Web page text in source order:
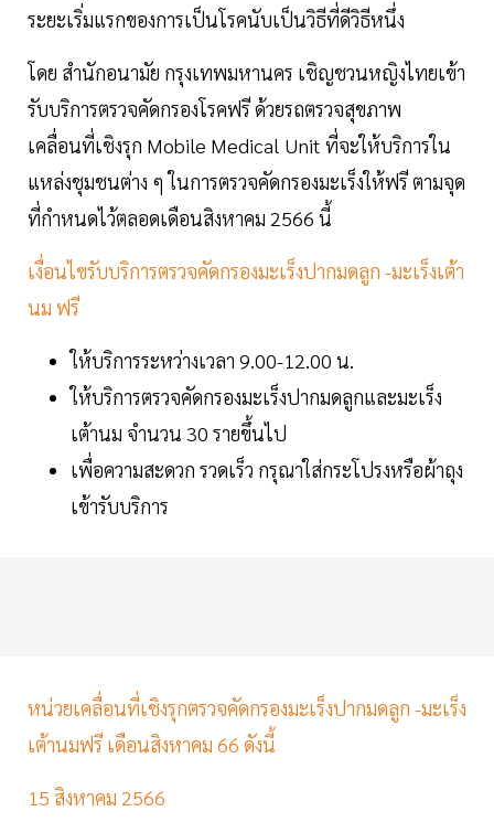
ระยะเริ่มแรกของการเป็นโรคนับเป็นวิธีที่ดีวิธีหนึ่ง
โดย สำนักอนามัย กรุงเทพมหานคร เชิญชวนหญิงไทยเข้า
รับบริการตรวจคัดกรองโรคฟรี ด้วยรถตรวจสุขภาพ
เคลื่อนที่เชิงรุก Mobile Medical Unit ที่จะให้บริการใน
แหล่งชุมชนต่าง ๆ ในการตรวจคัดกรองมะเร็งให้ฟรี ตามจุด
ที่กำหนดไว้ตลอดเดือนสิงหาคม 2566 นี้
เงื่อนไขรับบริการตรวจคัดกรองมะเร็งปากมดลูก -มะเร็งเต้า
นม ฟรี
ให้บริการระหว่างเวลา 9.00-12.00 น.
ให้บริการตรวจคัดกรองมะเร็งปากมดลูกและมะเร็ง
เต้านม จำนวน 30 รายขึ้นไป
เพื่อความสะดวก รวดเร็ว กรุณาใส่กระโปรงหรือผ้าถุง
เข้ารับบริการ
หน่วยเคลื่อนที่เชิงรุกตรวจคัดกรองมะเร็งปากมดลูก -มะเร็ง
เต้านมฟรี เดือนสิงหาคม 66 ดังนี้
15 สิงหาคม 2566